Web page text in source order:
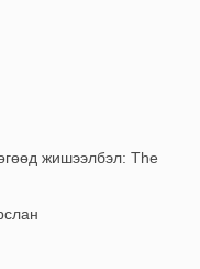
жишээлбэл: The